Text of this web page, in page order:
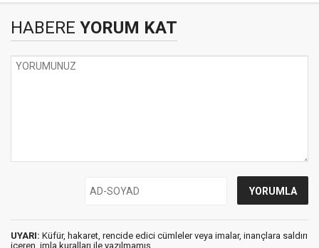
HABERE YORUM KAT
UYARI: Küfür, hakaret, rencide edici cümleler veya imalar, inançlara saldırı
içeren, imla kuralları ile yazılmamış,